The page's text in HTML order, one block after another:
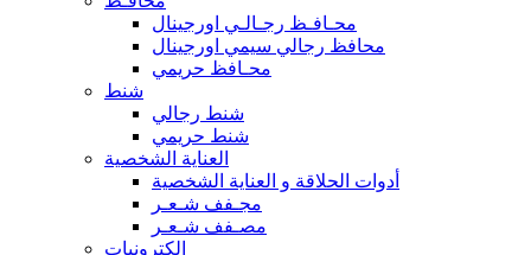
محـافـظ رجـالـي اورجينال
محافظ رجالي سيمي اورجينال
محـافظ حريمي
شنط
شنط رجالي
شنط حريمي
العناية الشخصية
أدوات الحلاقة و العناية الشخصية
مجـفف شـعـر
مصـفف شـعـر
إلكترونيات